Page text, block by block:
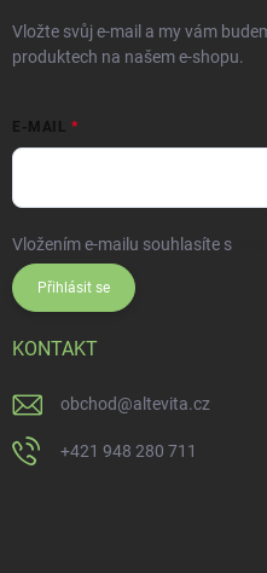
Vložte svůj e-mail a my vám
produktech na našem e-shopu.
E-MAIL
Vložením e-mailu souhlasíte s
Přihlásit se
KONTAKT
obchod@altevita.cz
+421 948 280 711